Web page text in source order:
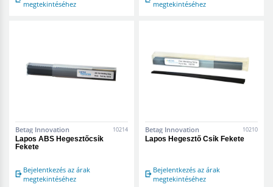
megtekintéséhez
megtekintéséhez
Betag Innovation 10214
Lapos ABS Hegesztőcsík
Fekete
Bejelentkezés az árak
megtekintéséhez
Betag Innovation 10210
Lapos Hegesztő Csík Fekete
Bejelentkezés az árak
megtekintéséhez